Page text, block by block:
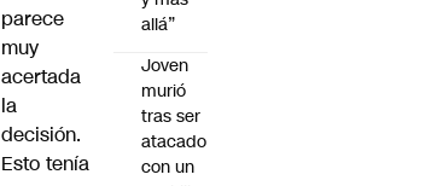
parece
muy
acertada
la
decisión.
Esto tenía
allá”
Joven
murió
tras ser
atacado
con un